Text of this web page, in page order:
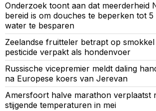
Onderzoek toont aan dat meerderheid
bereid is om douches te beperken tot
water te besparen
Zeelandse fruitteler betrapt op
pesticide verpakt als hondenvoer
Russische vicepremier meldt daling
na Europese koers van Jerevan
Amersfoort halve marathon verplaatst
stijgende temperaturen in mei